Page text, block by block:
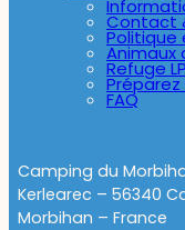
Contact
Politique
Refuge
FAQ
Camping du
Kerlearec – 56340
Morbihan – France